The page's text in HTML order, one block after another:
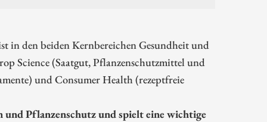
in den beiden Kernbereichen Gesundheit und
Science (Saatgut, Pflanzenschutzmittel und
und Consumer Health (rezeptfreie
Pflanzenschutz und spielt eine wichtige